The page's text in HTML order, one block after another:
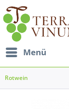
Menü
Rotwein